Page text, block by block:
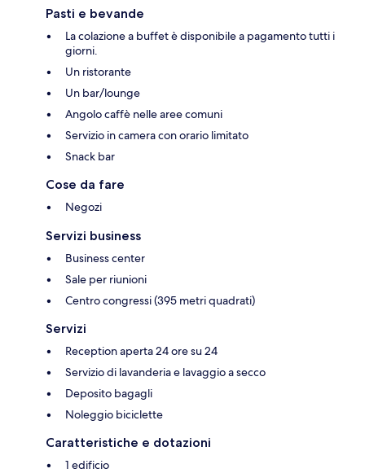
Pasti e bevande
La colazione a buffet è disponibile a pagamento tutti i
giorni.
Un ristorante
Un bar/lounge
Angolo caffè nelle aree comuni
Servizio in camera con orario limitato
Snack bar
Cose da fare
Negozi
Servizi business
Business center
Sale per riunioni
Centro congressi (395 metri quadrati)
Servizi
Reception aperta 24 ore su 24
Servizio di lavanderia e lavaggio a secco
Deposito bagagli
Noleggio biciclette
Caratteristiche e dotazioni
1 edificio